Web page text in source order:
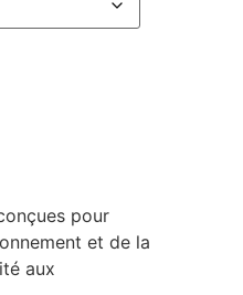
pour
et de la
aux